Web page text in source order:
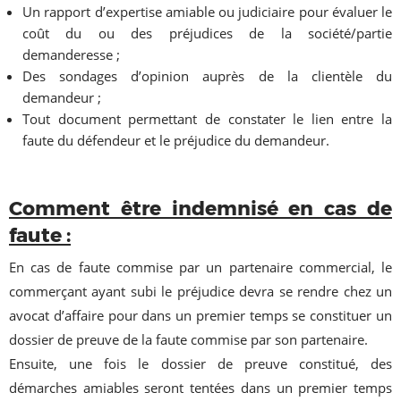
Un rapport d’expertise amiable ou judiciaire pour évaluer le
coût du ou des préjudices de la société/partie
demanderesse ;
Des sondages d’opinion auprès de la clientèle du
demandeur ;
Tout document permettant de constater le lien entre la
faute du défendeur et le préjudice du demandeur.
Comment être indemnisé en cas de
faute :
En cas de faute commise par un partenaire commercial, le
commerçant ayant subi le préjudice devra se rendre chez un
avocat d’affaire pour dans un premier temps se constituer un
dossier de preuve de la faute commise par son partenaire.
Ensuite, une fois le dossier de preuve constitué, des
démarches amiables seront tentées dans un premier temps